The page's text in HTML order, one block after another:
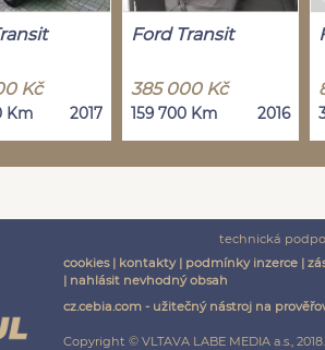
Kč
Km 2017
Ford Transit
385 000 Kč
159 700 Km 2016
technická
cookies| kontakty| podmínky inzerce|
| nahlásit nevhodný obsah
cz.cebia.com - užitečný nástroj na
Copyright © VLTAVA LABE MEDIA a.s.,